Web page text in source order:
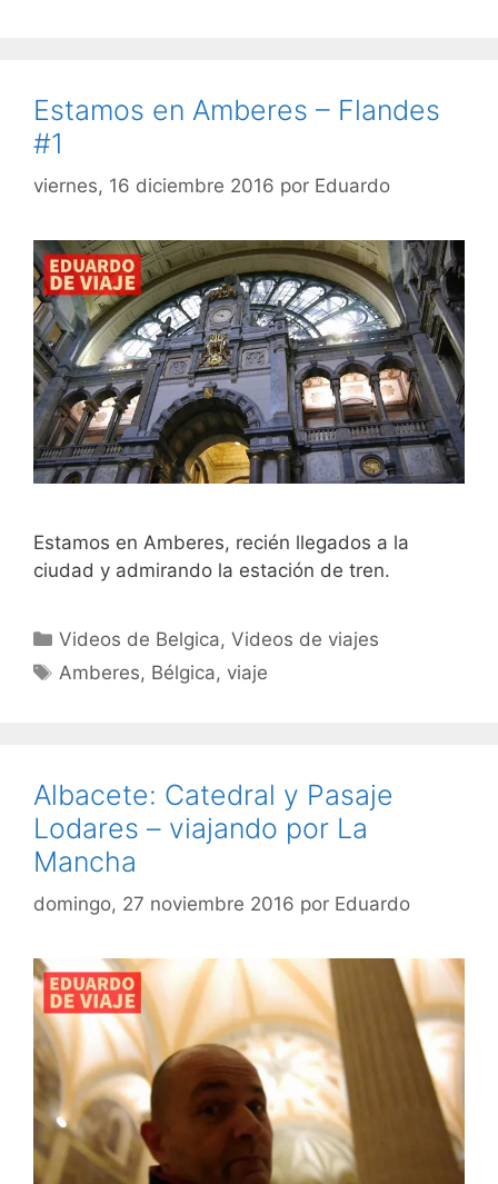
Estamos en Amberes – Flandes
#1
viernes, 16 diciembre 2016 por Eduardo
Estamos en Amberes, recién llegados a la
ciudad y admirando la estación de tren.
Categorías
Videos de Belgica,Videos de viajes
Etiquetas
Amberes, Bélgica, viaje
Albacete: Catedral y Pasaje
Lodares – viajando por La
Mancha
domingo, 27 noviembre 2016 por Eduardo